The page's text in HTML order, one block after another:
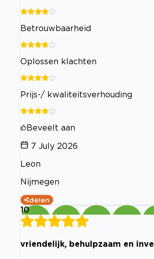
Betrouwbaarheid
Oplossen klachten
Prijs-/ kwaliteitsverhouding
Beveelt aan
7 July 2026
Leon
Nijmegen
delen
10
vriendelijk, behulpzaam en